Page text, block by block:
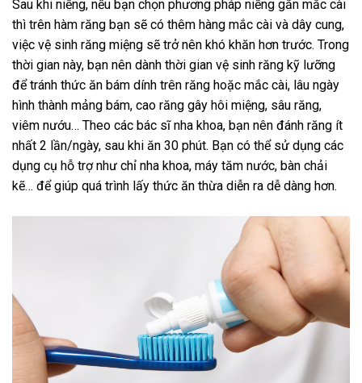
Sau khi niềng, nếu bạn chọn phương pháp niềng gắn mắc cài
thì trên hàm răng bạn sẽ có thêm hàng mắc cài và dây cung,
việc vệ sinh răng miệng sẽ trở nên khó khăn hơn trước. Trong
thời gian này, bạn nên dành thời gian vệ sinh răng kỹ lưỡng
để tránh thức ăn bám dính trên răng hoặc mắc cài, lâu ngày
hình thành mảng bám, cao răng gây hôi miệng, sâu răng,
viêm nướu… Theo các bác sĩ nha khoa, bạn nên đánh răng ít
nhất 2 lần/ngày, sau khi ăn 30 phút. Bạn có thể sử dụng các
dụng cụ hỗ trợ như chỉ nha khoa, máy tăm nước, bàn chải
kẽ… để giúp quá trình lấy thức ăn thừa diễn ra dễ dàng hơn.